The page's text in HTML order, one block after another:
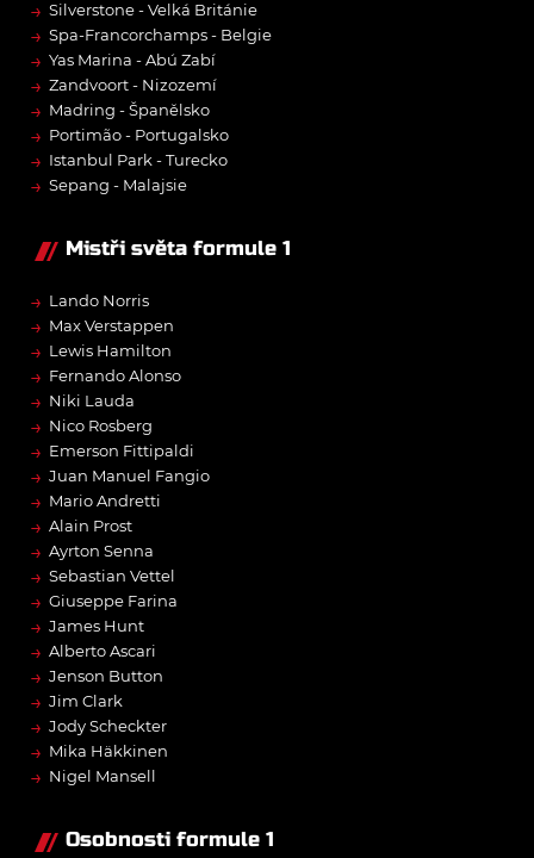
→ Silverstone - Velká Británie
→ Spa-Francorchamps - Belgie
→ Yas Marina - Abú Zabí
→ Zandvoort - Nizozemí
→ Madring - Španělsko
→ Portimão - Portugalsko
→ Istanbul Park - Turecko
→ Sepang - Malajsie
Mistři světa formule 1
→ Lando Norris
→ Max Verstappen
→ Lewis Hamilton
→ Fernando Alonso
→ Niki Lauda
→ Nico Rosberg
→ Emerson Fittipaldi
→ Juan Manuel Fangio
→ Mario Andretti
→ Alain Prost
→ Ayrton Senna
→ Sebastian Vettel
→ Giuseppe Farina
→ James Hunt
→ Alberto Ascari
→ Jenson Button
→ Jim Clark
→ Jody Scheckter
→ Mika Häkkinen
→ Nigel Mansell
Osobnosti formule 1